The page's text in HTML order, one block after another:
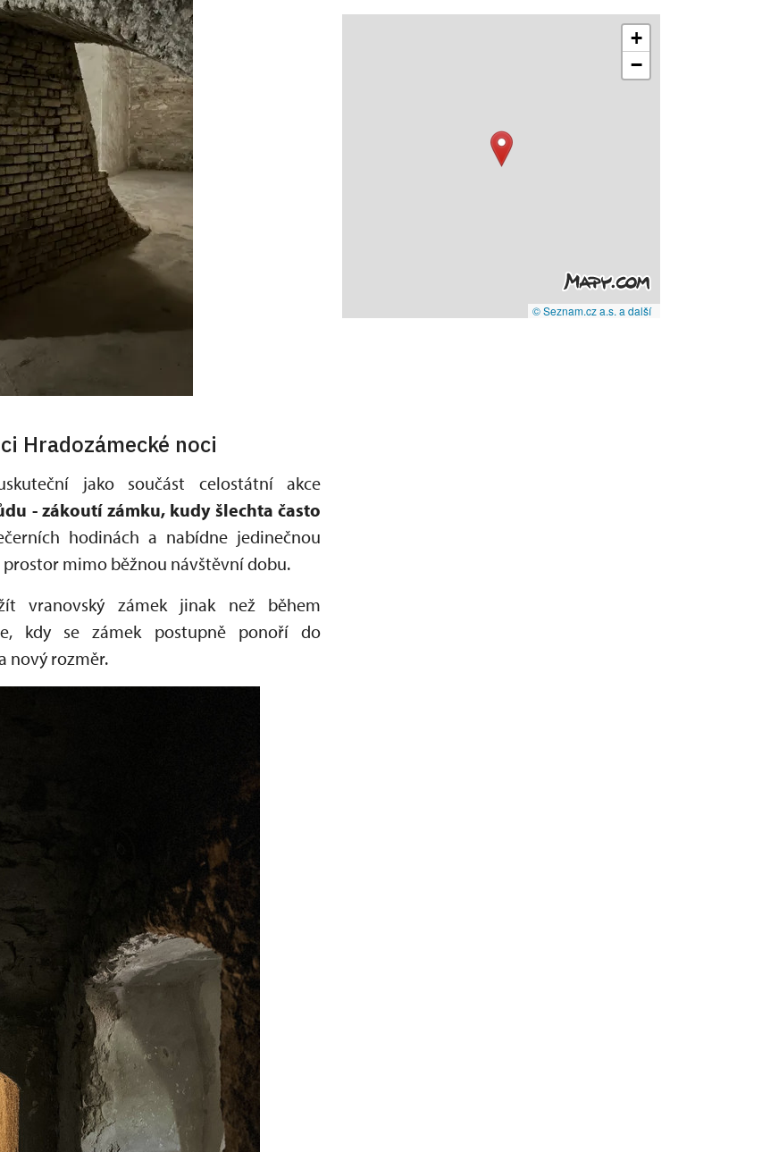
Hradozámecké noci
jako součást celostátní akce
- zákoutí zámku, kudy šlechta často
hodinách a nabídne jedinečnou
mimo běžnou návštěvní dobu.
vranovský zámek jinak než během
kdy se zámek postupně ponoří do
nový rozměr.
+
−
© Seznam.cz a.s. a další